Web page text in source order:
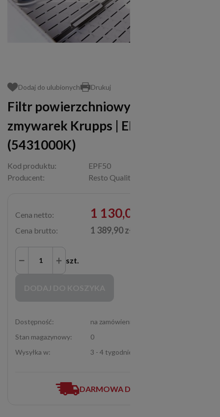
Dodaj do ulubionych Drukuj
Filtr powierzchniowy | do
zmywarek Krupps | EPF50
(5431000K)
Kod produktu:
EPF50
Producent:
Resto Quality
Cena netto: 1 130,00 zł
Cena brutto: 1 389,90 zł
szt.
Dostępność:
na zamówienie
Stan magazynowy:
0
Wysyłka w:
3 - 4 tygodnie
DARMOWA DOSTAWA